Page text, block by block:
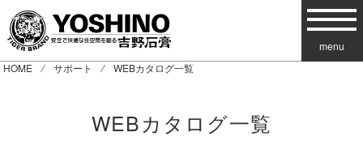
menu
WEBカタログ一覧
HOME ⁄サポート ⁄ WEBカタログ一覧